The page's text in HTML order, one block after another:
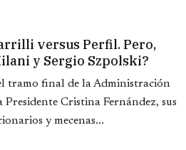
versus Perfil. Pero,
y Sergio Szpolski?
tramo final de la Administración
Presidente Cristina Fernández, sus
y mecenas...